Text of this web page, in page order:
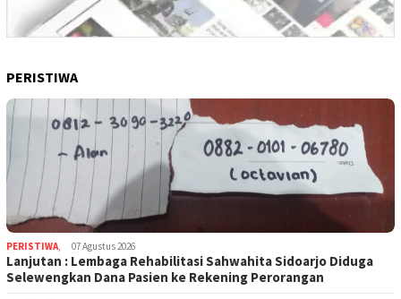
PERISTIWA
PERISTIWA, 07 Agustus 2026
Lanjutan : Lembaga Rehabilitasi Sahwahita Sidoarjo Diduga
Selewengkan Dana Pasien ke Rekening Perorangan